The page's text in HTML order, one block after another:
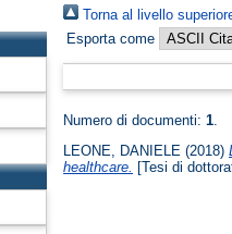
Torna al livello
Esporta come
Numero di documenti:1.
LEONE, DANIELE (2018)
healthcare.
[Tesi di